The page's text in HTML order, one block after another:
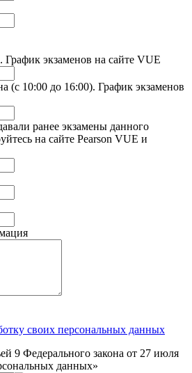
График экзаменов на сайте VUE
(с 10:00 до 16:00). График экзаменов
ранее экзамены данного
на сайте Pearson VUE и
своих персональных данных
9 Федерального закона от 27 июля
данных»